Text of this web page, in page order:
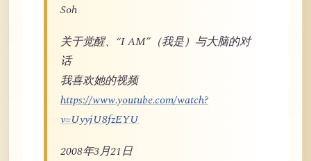
Soh
关于觉醒、“I AM”（我是）与大脑的对
话
我喜欢她的视频
https://www.youtube.com/watch?
v=UyyjU8fzEYU
2008年3月21日